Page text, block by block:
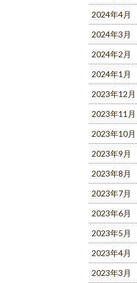
2024年4月
2024年3月
2024年2月
2024年1月
2023年12月
2023年11月
2023年10月
2023年9月
2023年8月
2023年7月
2023年6月
2023年5月
2023年4月
2023年3月